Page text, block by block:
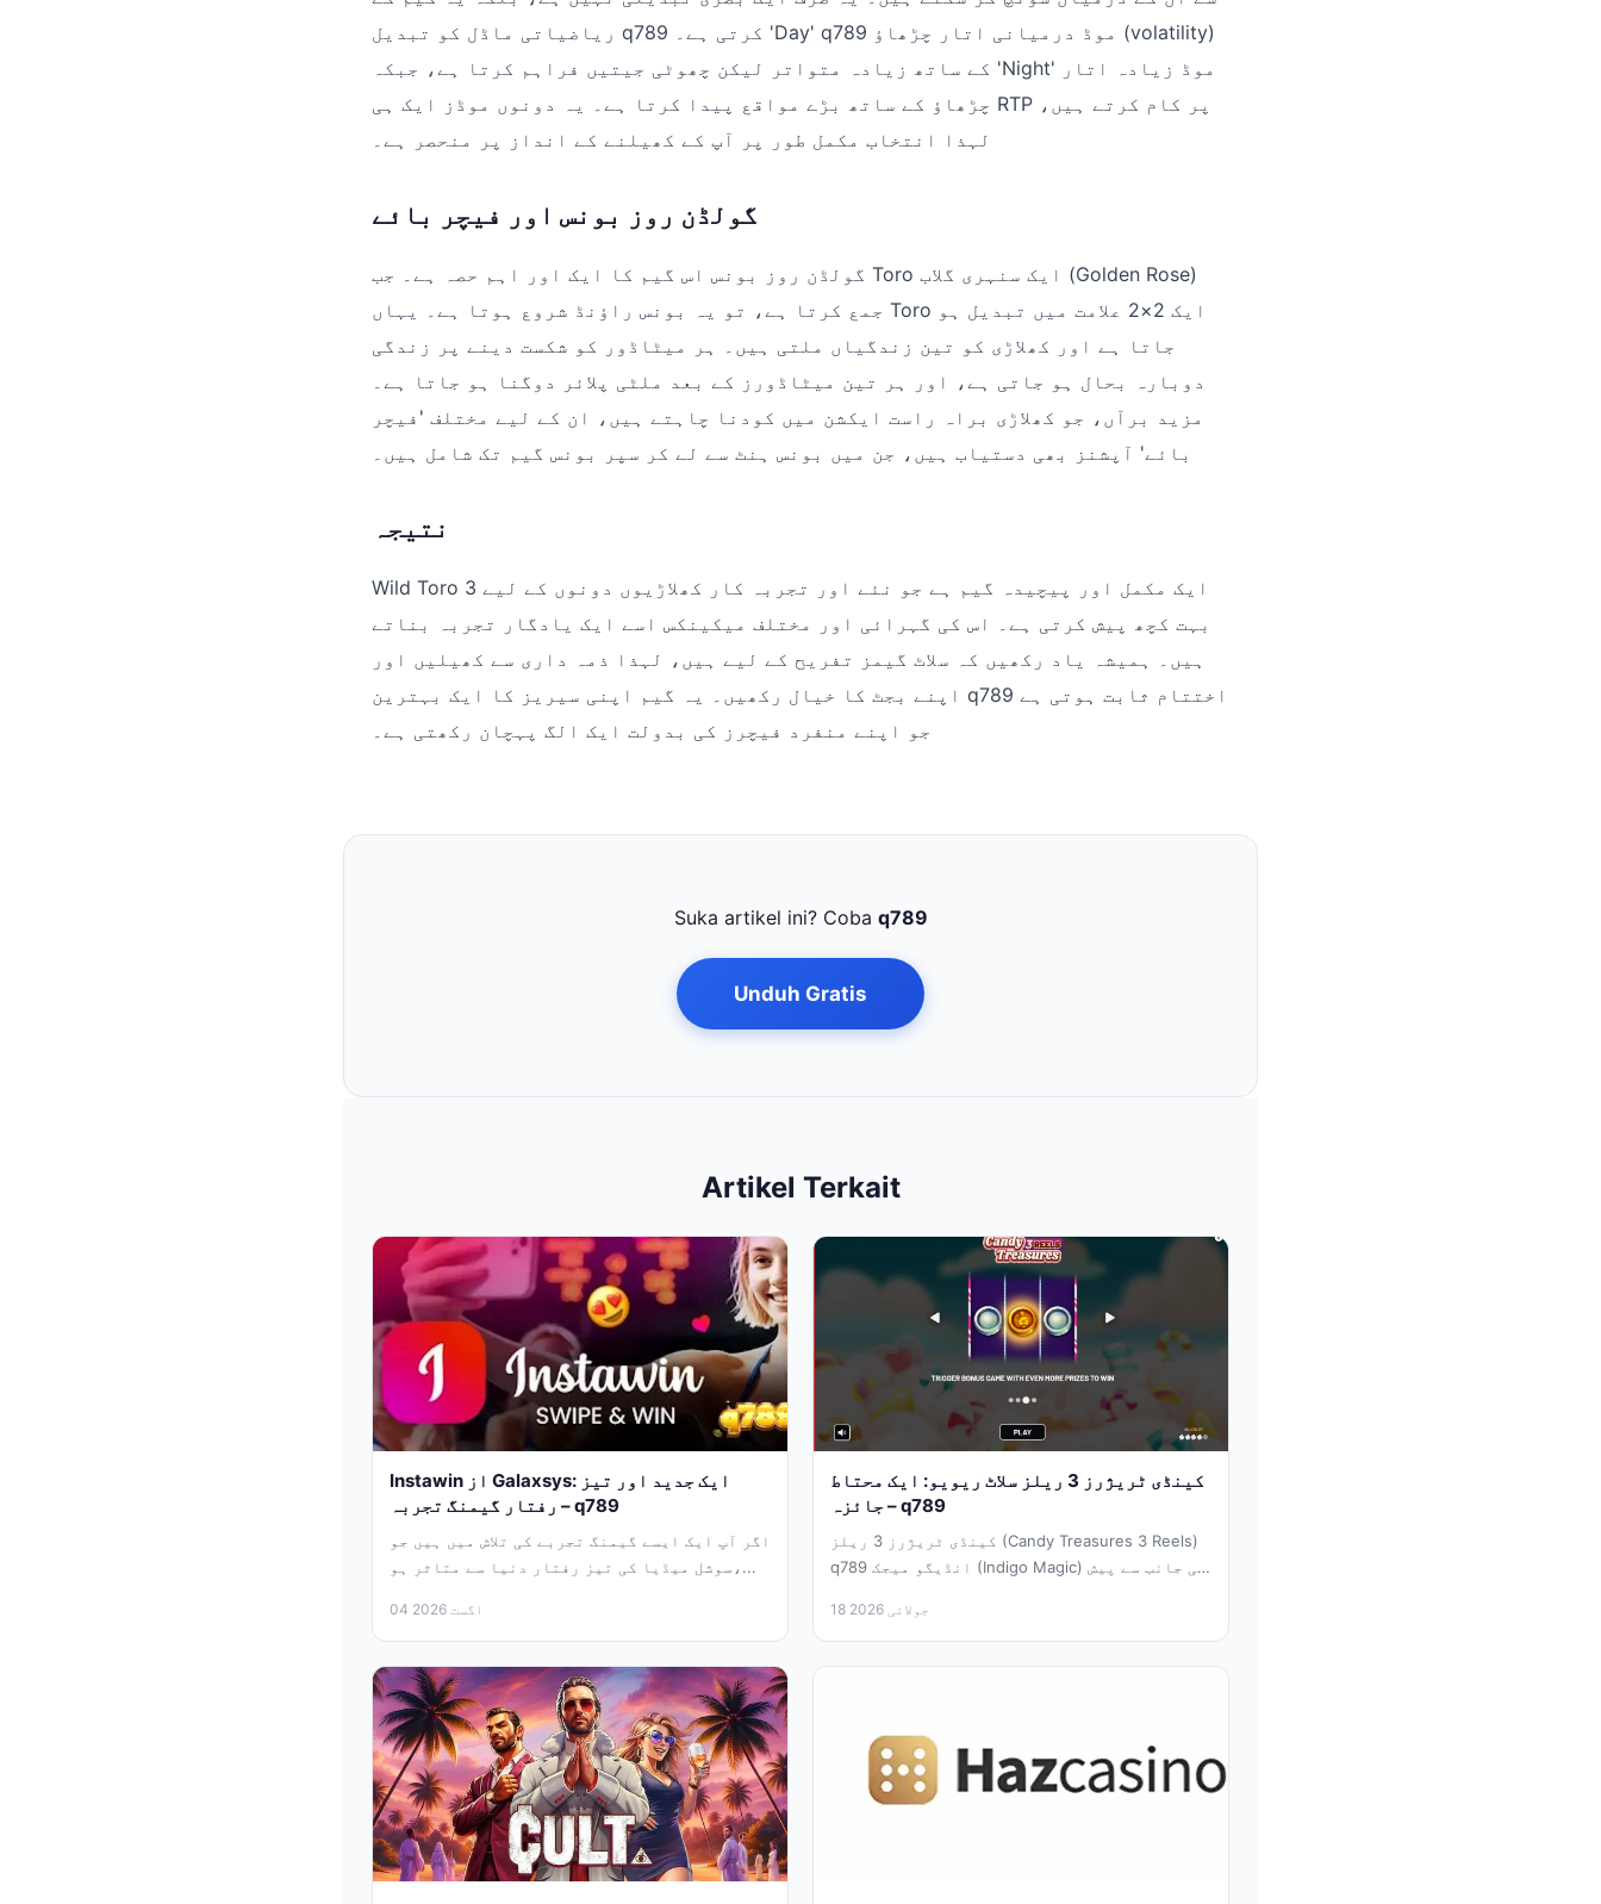
ریاضیاتی ماڈل کو تبدیل q789 کرتی ہے۔ 'Day' q789 موڈ درمیانی اتار چڑھاؤ (volatility)
کے ساتھ زیادہ متواتر لیکن چھوٹی جیتیں فراہم کرتا ہے، جبکہ 'Night' موڈ زیادہ اتار
چڑھاؤ کے ساتھ بڑے مواقع پیدا کرتا ہے۔ یہ دونوں موڈز ایک ہی RTP پر کام کرتے ہیں،
لہذا انتخاب مکمل طور پر آپ کے کھیلنے کے انداز پر منحصر ہے۔
گولڈن روز بونس اور فیچر بائے
گولڈن روز بونس اس گیم کا ایک اور اہم حصہ ہے۔ جب Toro ایک سنہری گلاب (Golden Rose)
جمع کرتا ہے، تو یہ بونس راؤنڈ شروع ہوتا ہے۔ یہاں Toro ایک 2×2 علامت میں تبدیل ہو
جاتا ہے اور کھلاڑی کو تین زندگیاں ملتی ہیں۔ ہر میٹاڈور کو شکست دینے پر زندگی
دوبارہ بحال ہو جاتی ہے، اور ہر تین میٹاڈورز کے بعد ملٹی پلائر دوگنا ہو جاتا ہے۔
مزید برآں، جو کھلاڑی براہ راست ایکشن میں کودنا چاہتے ہیں، ان کے لیے مختلف 'فیچر
بائے' آپشنز بھی دستیاب ہیں، جن میں بونس ہنٹ سے لے کر سپر بونس گیم تک شامل ہیں۔
نتیجہ
Wild Toro 3 ایک مکمل اور پیچیدہ گیم ہے جو نئے اور تجربہ کار کھلاڑیوں دونوں کے لیے
بہت کچھ پیش کرتی ہے۔ اس کی گہرائی اور مختلف میکینکس اسے ایک یادگار تجربہ بناتے
ہیں۔ ہمیشہ یاد رکھیں کہ سلاٹ گیمز تفریح کے لیے ہیں، لہذا ذمہ داری سے کھیلیں اور
اپنے بجٹ کا خیال رکھیں۔ یہ گیم اپنی سیریز کا ایک بہترین q789 اختتام ثابت ہوتی ہے
جو اپنے منفرد فیچرز کی بدولت ایک الگ پہچان رکھتی ہے۔
Suka artikel ini? Coba q789
Unduh Gratis
Artikel Terkait
Instawin از Galaxsys: ایک جدید اور تیز
رفتار گیمنگ تجربہ – q789
اگر آپ ایک ایسے گیمنگ تجربے کی تلاش میں ہیں جو
سوشل میڈیا کی تیز رفتار دنیا سے متاثر ہو،...
04 اگست 2026
کینڈی ٹریژرز 3 ریلز سلاٹ ریویو: ایک محتاط
جائزہ – q789
کینڈی ٹریژرز 3 ریلز (Candy Treasures 3 Reels)
q789 انڈیگو میجک (Indigo Magic) کی جانب سے پیش
18 جولائی 2026